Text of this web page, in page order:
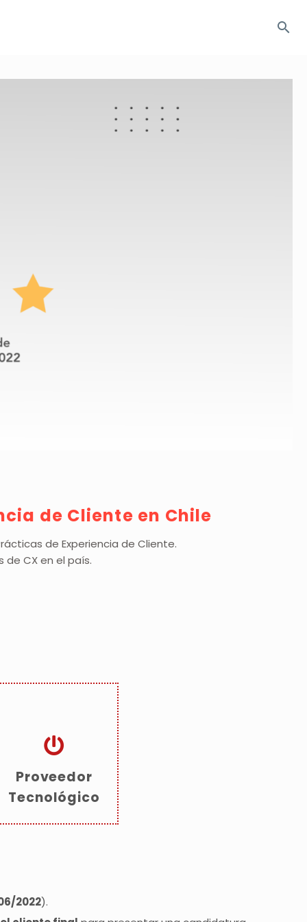
de Cliente en Chile
de Experiencia de Cliente.
CX en el país.
Proveedor
Tecnológico
2022).